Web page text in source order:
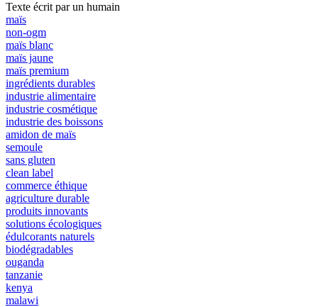
Texte écrit par un humain
maïs
non-ogm
maïs blanc
maïs jaune
maïs premium
ingrédients durables
industrie alimentaire
industrie cosmétique
industrie des boissons
amidon de maïs
semoule
sans gluten
clean label
commerce éthique
agriculture durable
produits innovants
solutions écologiques
édulcorants naturels
biodégradables
ouganda
tanzanie
kenya
malawi